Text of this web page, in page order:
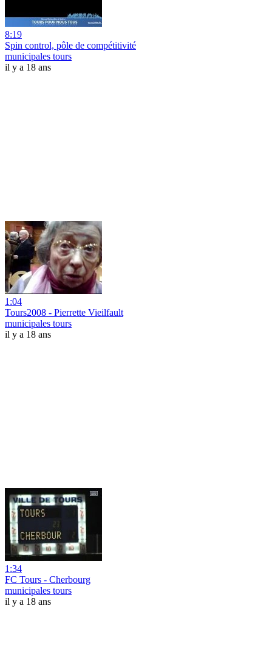
8:19
Spin control, pôle de compétitivité
municipales tours
il y a 18 ans
1:04
Tours2008 - Pierrette Vieilfault
municipales tours
il y a 18 ans
1:34
FC Tours - Cherbourg
municipales tours
il y a 18 ans